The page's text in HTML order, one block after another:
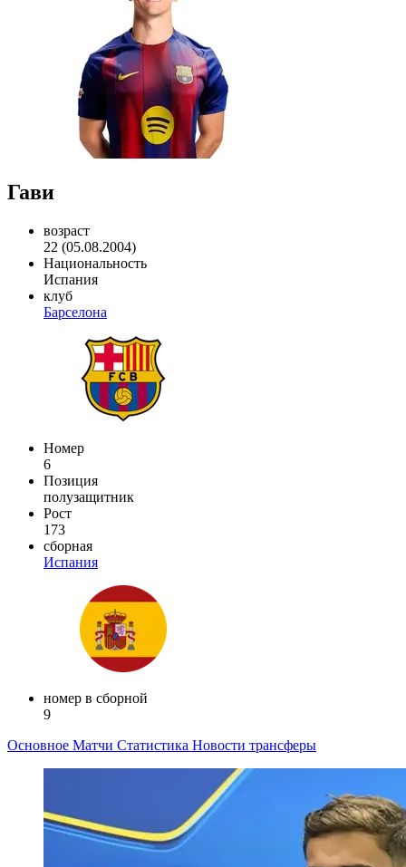
Гави
возраст
22 (05.08.2004)
Национальность
Испания
клуб
Барселона
Номер
6
Позиция
полузащитник
Рост
173
сборная
Испания
номер в сборной
9
Основное Матчи Статистика Новости трансферы